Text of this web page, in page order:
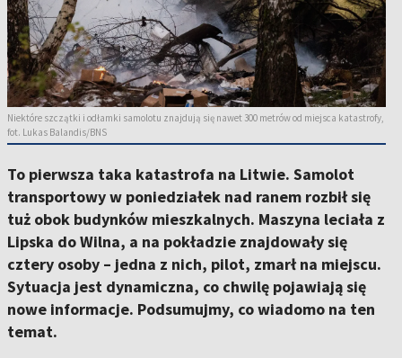
Niektóre szczątki i odłamki samolotu znajdują się nawet 300 metrów od miejsca katastrofy,
fot. Lukas Balandis/BNS
To pierwsza taka katastrofa na Litwie. Samolot
transportowy w poniedziałek nad ranem rozbił się
tuż obok budynków mieszkalnych. Maszyna leciała z
Lipska do Wilna, a na pokładzie znajdowały się
cztery osoby – jedna z nich, pilot, zmarł na miejscu.
Sytuacja jest dynamiczna, co chwilę pojawiają się
nowe informacje. Podsumujmy, co wiadomo na ten
temat.